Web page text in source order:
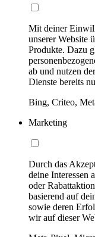
Mit deiner
unserer Website
Produkte. Dazu
ab und nutzen
Dienste bereits
Bing, Criteo,
Marketing
Durch das
deine Interessen
oder
basierend auf
sowie deren
wir auf dieser